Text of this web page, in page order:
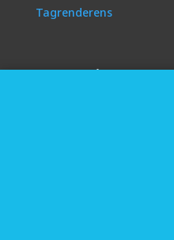
Tagrenderens